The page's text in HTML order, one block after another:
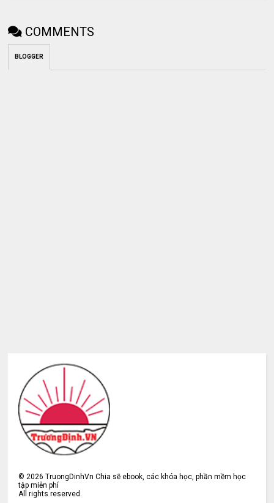
COMMENTS
BLOGGER
© 2026 TruongDinhVn Chia sẽ ebook, các khóa học, phần mềm học
tập miễn phí
All rights reserved.